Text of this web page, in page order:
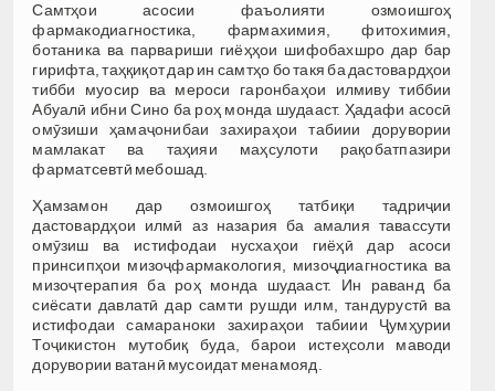
Самтҳои асосии фаъолияти озмоишгоҳ
фармакодиагностика, фармахимия, фитохимия,
ботаника ва парвариши гиёҳҳои шифобахшро дар бар
гирифта, таҳқиқот дар ин самтҳо бо такя ба дастовардҳои
тибби муосир ва мероси гаронбаҳои илмиву тиббии
Абуалӣ ибни Сино ба роҳ монда шудааст. Ҳадафи асосӣ
омӯзиши ҳамаҷонибаи захираҳои табиии дорувории
мамлакат ва таҳияи маҳсулоти рақобатпазири
фарматсевтӣ мебошад.
Ҳамзамон дар озмоишгоҳ татбиқи тадриҷии
дастовардҳои илмӣ аз назария ба амалия тавассути
омӯзиш ва истифодаи нусхаҳои гиёҳӣ дар асоси
принсипҳои мизоҷфармакология, мизоҷдиагностика ва
мизоҷтерапия ба роҳ монда шудааст. Ин раванд ба
сиёсати давлатӣ дар самти рушди илм, тандурустӣ ва
истифодаи самараноки захираҳои табиии Ҷумҳурии
Тоҷикистон мутобиқ буда, барои истеҳсоли маводи
дорувории ватанӣ мусоидат менамояд.